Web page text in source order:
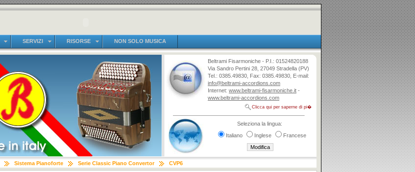
SERVIZI RISORSE NON SOLO MUSICA
Beltrami Fisarmoniche - P.I.: 01524820188
Via Sandro Pertini 28, 27049 Stradella (PV)
Tel.: 0385.49830, Fax: 0385.49830, E-mail:
info@beltrami-accordions.com
Internet: www.beltrami-fisarmoniche.it -
www.beltrami-accordions.com
Clicca qui per saperne di pi�
Seleziona la lingua:
Italiano
Inglese Francese
Sistema Pianoforte Serie Classic Piano Convertor CVP6